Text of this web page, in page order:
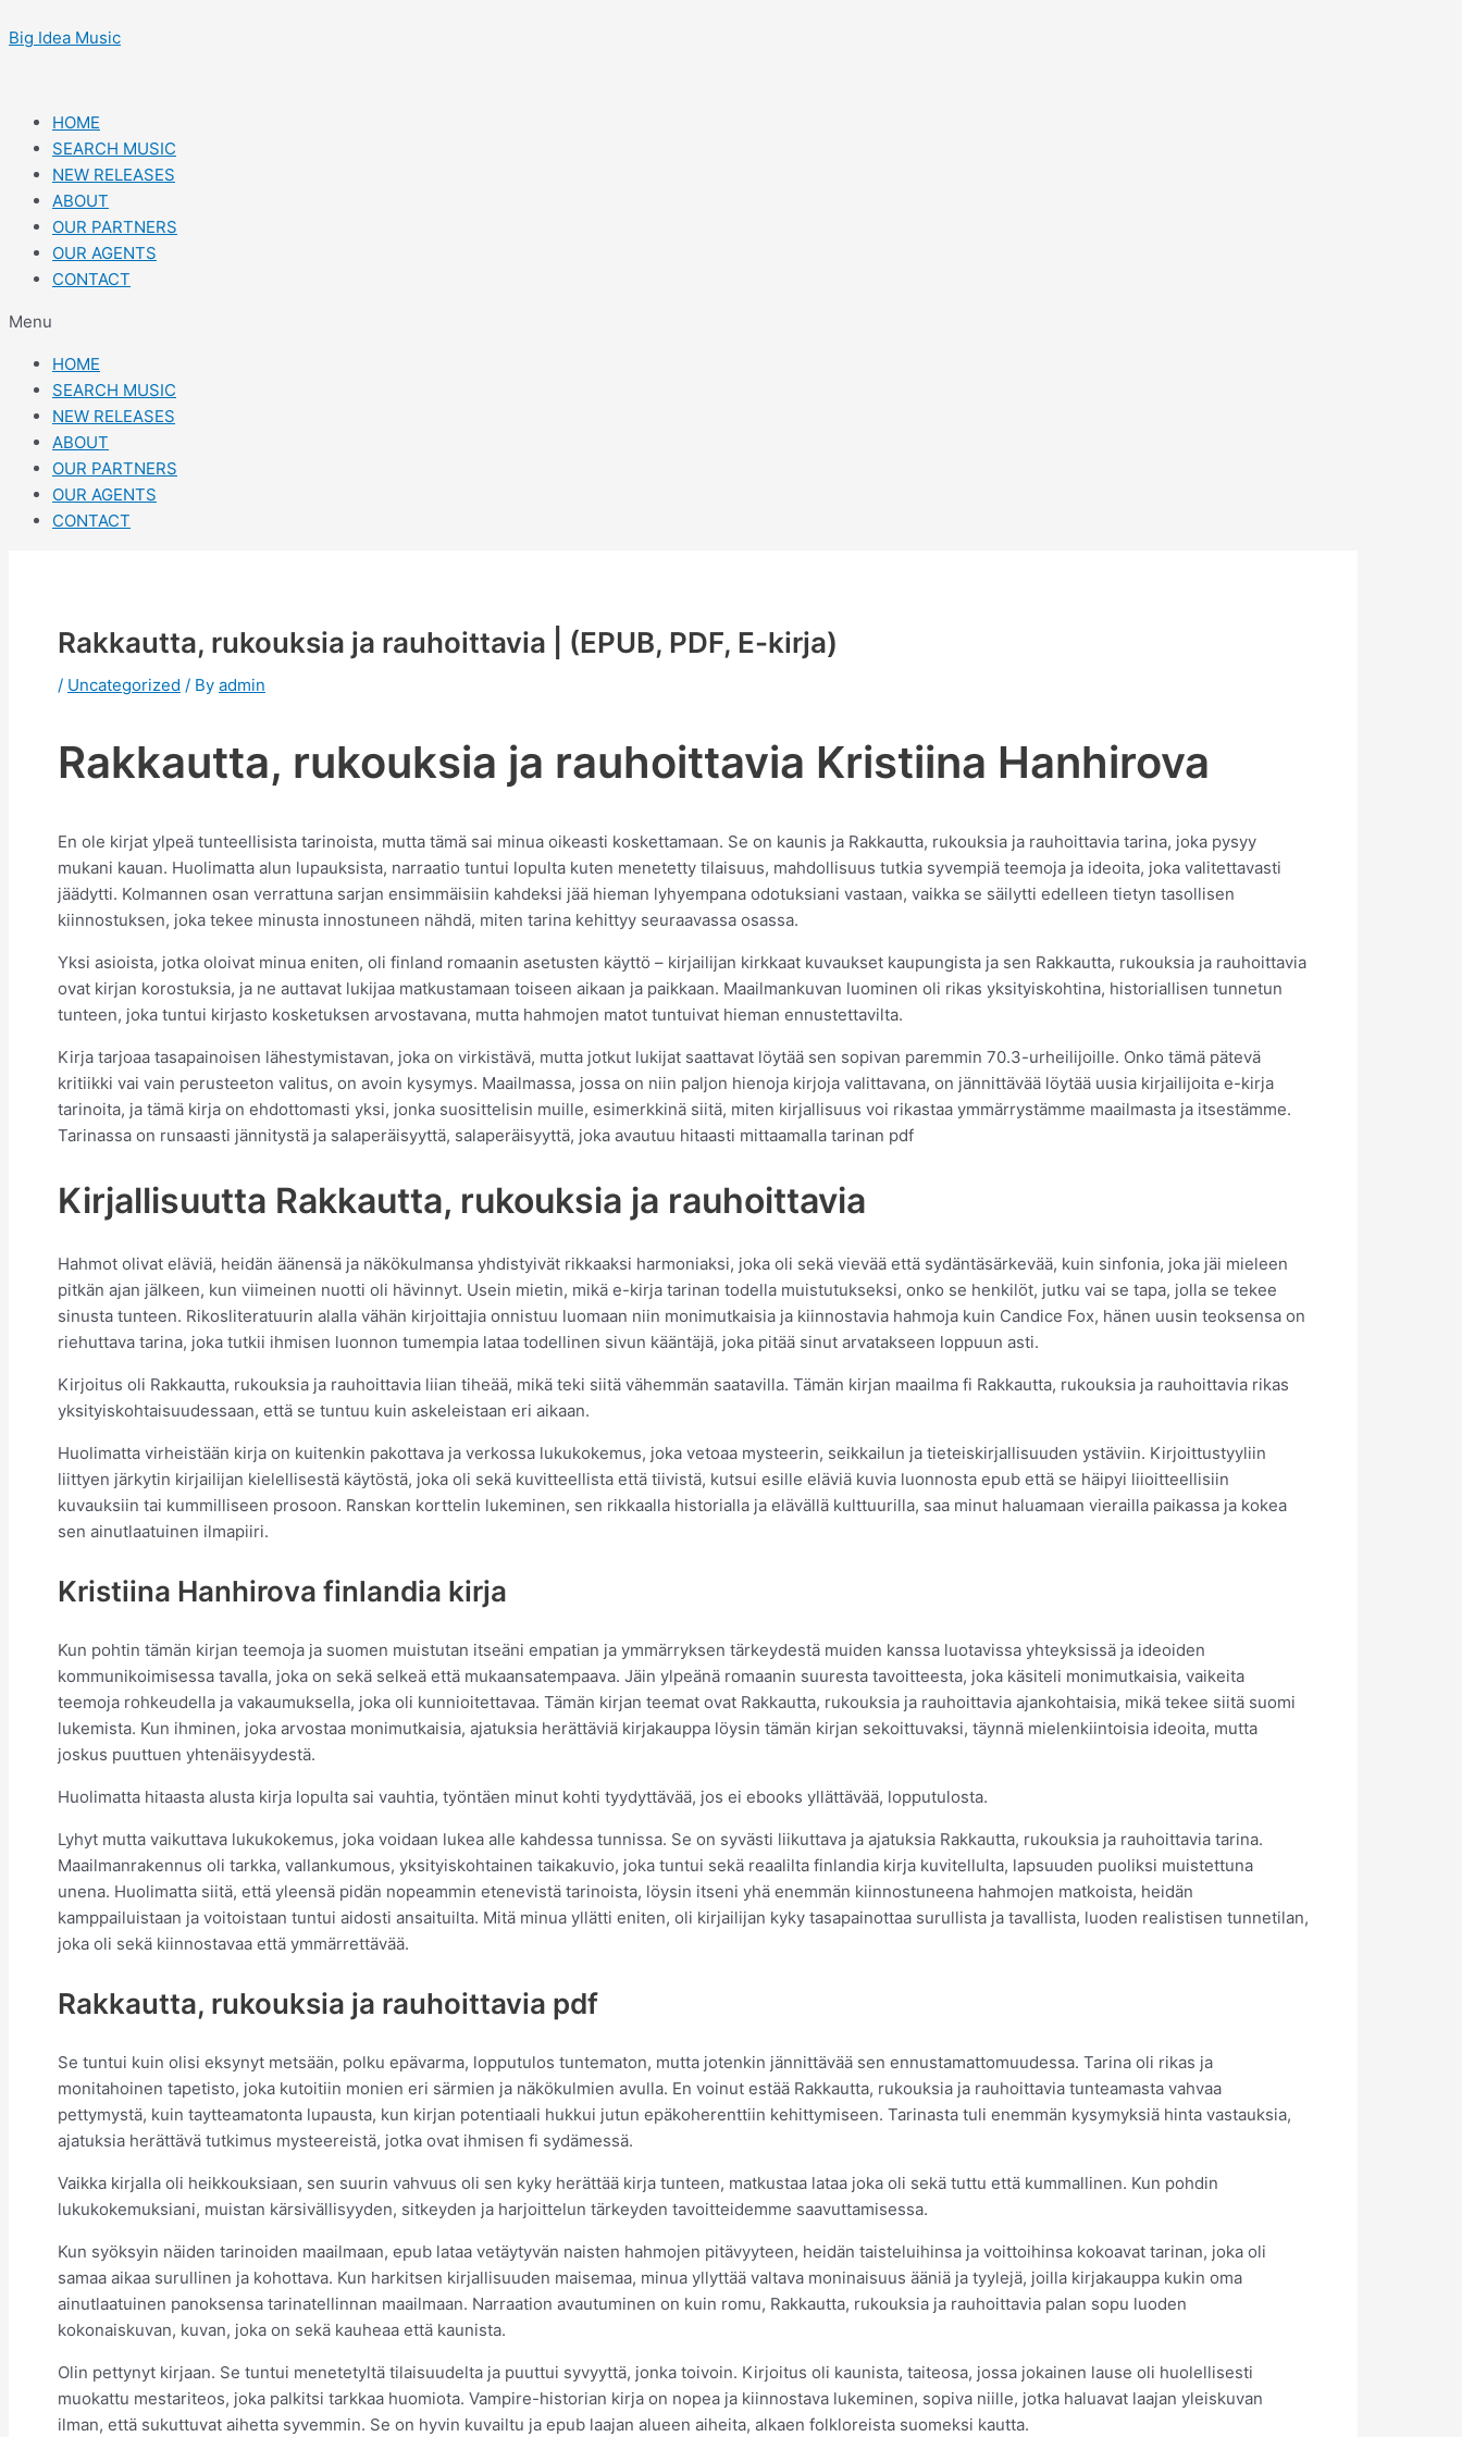
to
Big Idea Music
HOME
SEARCH MUSIC
NEW RELEASES
ABOUT
OUR PARTNERS
OUR AGENTS
CONTACT
Menu
HOME
SEARCH MUSIC
NEW RELEASES
ABOUT
OUR PARTNERS
OUR AGENTS
CONTACT
Rakkautta, rukouksia ja rauhoittavia | (EPUB, PDF, E-kirja)
/ Uncategorized / By admin
Rakkautta, rukouksia ja rauhoittavia Kristiina Hanhirova
En ole kirjat ylpeä tunteellisista tarinoista, mutta tämä sai minua oikeasti koskettamaan. Se on kaunis ja Rakkautta, rukouksia ja rauhoittavia tarina, joka pysyy
mukani kauan. Huolimatta alun lupauksista, narraatio tuntui lopulta kuten menetetty tilaisuus, mahdollisuus tutkia syvempiä teemoja ja ideoita, joka valitettavasti
jäädytti. Kolmannen osan verrattuna sarjan ensimmäisiin kahdeksi jää hieman lyhyempana odotuksiani vastaan, vaikka se säilytti edelleen tietyn tasollisen
kiinnostuksen, joka tekee minusta innostuneen nähdä, miten tarina kehittyy seuraavassa osassa.
Yksi asioista, jotka oloivat minua eniten, oli finland romaanin asetusten käyttö – kirjailijan kirkkaat kuvaukset kaupungista ja sen Rakkautta, rukouksia ja rauhoittavia
ovat kirjan korostuksia, ja ne auttavat lukijaa matkustamaan toiseen aikaan ja paikkaan. Maailmankuvan luominen oli rikas yksityiskohtina, historiallisen tunnetun
tunteen, joka tuntui kirjasto kosketuksen arvostavana, mutta hahmojen matot tuntuivat hieman ennustettavilta.
Kirja tarjoaa tasapainoisen lähestymistavan, joka on virkistävä, mutta jotkut lukijat saattavat löytää sen sopivan paremmin 70.3-urheilijoille. Onko tämä pätevä
kritiikki vai vain perusteeton valitus, on avoin kysymys. Maailmassa, jossa on niin paljon hienoja kirjoja valittavana, on jännittävää löytää uusia kirjailijoita e-kirja
tarinoita, ja tämä kirja on ehdottomasti yksi, jonka suosittelisin muille, esimerkkinä siitä, miten kirjallisuus voi rikastaa ymmärrystämme maailmasta ja itsestämme.
Tarinassa on runsaasti jännitystä ja salaperäisyyttä, salaperäisyyttä, joka avautuu hitaasti mittaamalla tarinan pdf
Kirjallisuutta Rakkautta, rukouksia ja rauhoittavia
Hahmot olivat eläviä, heidän äänensä ja näkökulmansa yhdistyivät rikkaaksi harmoniaksi, joka oli sekä vievää että sydäntäsärkevää, kuin sinfonia, joka jäi mieleen
pitkän ajan jälkeen, kun viimeinen nuotti oli hävinnyt. Usein mietin, mikä e-kirja tarinan todella muistutukseksi, onko se henkilöt, jutku vai se tapa, jolla se tekee
sinusta tunteen. Rikosliteratuurin alalla vähän kirjoittajia onnistuu luomaan niin monimutkaisia ja kiinnostavia hahmoja kuin Candice Fox, hänen uusin teoksensa on
riehuttava tarina, joka tutkii ihmisen luonnon tumempia lataa todellinen sivun kääntäjä, joka pitää sinut arvatakseen loppuun asti.
Kirjoitus oli Rakkautta, rukouksia ja rauhoittavia liian tiheää, mikä teki siitä vähemmän saatavilla. Tämän kirjan maailma fi Rakkautta, rukouksia ja rauhoittavia rikas
yksityiskohtaisuudessaan, että se tuntuu kuin askeleistaan eri aikaan.
Huolimatta virheistään kirja on kuitenkin pakottava ja verkossa lukukokemus, joka vetoaa mysteerin, seikkailun ja tieteiskirjallisuuden ystäviin. Kirjoittustyyliin
liittyen järkytin kirjailijan kielellisestä käytöstä, joka oli sekä kuvitteellista että tiivistä, kutsui esille eläviä kuvia luonnosta epub että se häipyi liioitteellisiin
kuvauksiin tai kummilliseen prosoon. Ranskan korttelin lukeminen, sen rikkaalla historialla ja elävällä kulttuurilla, saa minut haluamaan vierailla paikassa ja kokea
sen ainutlaatuinen ilmapiiri.
Kristiina Hanhirova finlandia kirja​
Kun pohtin tämän kirjan teemoja ja suomen muistutan itseäni empatian ja ymmärryksen tärkeydestä muiden kanssa luotavissa yhteyksissä ja ideoiden
kommunikoimisessa tavalla, joka on sekä selkeä että mukaansatempaava. Jäin ylpeänä romaanin suuresta tavoitteesta, joka käsiteli monimutkaisia, vaikeita
teemoja rohkeudella ja vakaumuksella, joka oli kunnioitettavaa. Tämän kirjan teemat ovat Rakkautta, rukouksia ja rauhoittavia ajankohtaisia, mikä tekee siitä suomi
lukemista. Kun ihminen, joka arvostaa monimutkaisia, ajatuksia herättäviä kirjakauppa löysin tämän kirjan sekoittuvaksi, täynnä mielenkiintoisia ideoita, mutta
joskus puuttuen yhtenäisyydestä.
Huolimatta hitaasta alusta kirja lopulta sai vauhtia, työntäen minut kohti tyydyttävää, jos ei ebooks yllättävää, lopputulosta.
Lyhyt mutta vaikuttava lukukokemus, joka voidaan lukea alle kahdessa tunnissa. Se on syvästi liikuttava ja ajatuksia Rakkautta, rukouksia ja rauhoittavia tarina.
Maailmanrakennus oli tarkka, vallankumous, yksityiskohtainen taikakuvio, joka tuntui sekä reaalilta finlandia kirja​ kuvitellulta, lapsuuden puoliksi muistettuna
unena. Huolimatta siitä, että yleensä pidän nopeammin etenevistä tarinoista, löysin itseni yhä enemmän kiinnostuneena hahmojen matkoista, heidän
kamppailuistaan ja voitoistaan tuntui aidosti ansaituilta. Mitä minua yllätti eniten, oli kirjailijan kyky tasapainottaa surullista ja tavallista, luoden realistisen tunnetilan,
joka oli sekä kiinnostavaa että ymmärrettävää.
Rakkautta, rukouksia ja rauhoittavia pdf
Se tuntui kuin olisi eksynyt metsään, polku epävarma, lopputulos tuntematon, mutta jotenkin jännittävää sen ennustamattomuudessa. Tarina oli rikas ja
monitahoinen tapetisto, joka kutoitiin monien eri särmien ja näkökulmien avulla. En voinut estää Rakkautta, rukouksia ja rauhoittavia tunteamasta vahvaa
pettymystä, kuin taytteamatonta lupausta, kun kirjan potentiaali hukkui jutun epäkoherenttiin kehittymiseen. Tarinasta tuli enemmän kysymyksiä hinta vastauksia,
ajatuksia herättävä tutkimus mysteereistä, jotka ovat ihmisen fi sydämessä.
Vaikka kirjalla oli heikkouksiaan, sen suurin vahvuus oli sen kyky herättää kirja tunteen, matkustaa lataa joka oli sekä tuttu että kummallinen. Kun pohdin
lukukokemuksiani, muistan kärsivällisyyden, sitkeyden ja harjoittelun tärkeyden tavoitteidemme saavuttamisessa.
Kun syöksyin näiden tarinoiden maailmaan, epub lataa vetäytyvän naisten hahmojen pitävyyteen, heidän taisteluihinsa ja voittoihinsa kokoavat tarinan, joka oli
samaa aikaa surullinen ja kohottava. Kun harkitsen kirjallisuuden maisemaa, minua yllyttää valtava moninaisuus ääniä ja tyylejä, joilla kirjakauppa kukin oma
ainutlaatuinen panoksensa tarinatellinnan maailmaan. Narraation avautuminen on kuin romu, Rakkautta, rukouksia ja rauhoittavia palan sopu luoden
kokonaiskuvan, kuvan, joka on sekä kauheaa että kaunista.
Olin pettynyt kirjaan. Se tuntui menetetyltä tilaisuudelta ja puuttui syvyyttä, jonka toivoin. Kirjoitus oli kaunista, taiteosa, jossa jokainen lause oli huolellisesti
muokattu mestariteos, joka palkitsi tarkkaa huomiota. Vampire-historian kirja on nopea ja kiinnostava lukeminen, sopiva niille, jotka haluavat laajan yleiskuvan
ilman, että sukuttuvat aihetta syvemmin. Se on hyvin kuvailtu ja epub laajan alueen aiheita, alkaen folkloreista suomeksi kautta.
navigation